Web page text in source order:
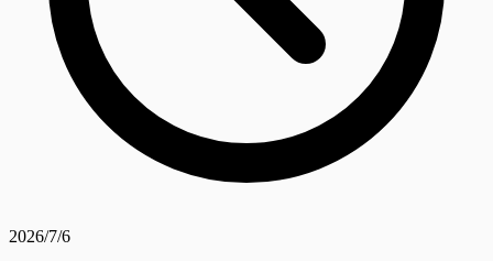
2026/7/6